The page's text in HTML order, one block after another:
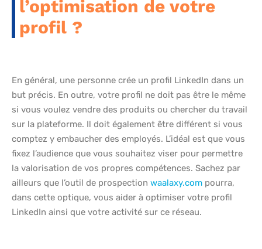
l’optimisation de votre
profil ?
En général, une personne crée un profil LinkedIn dans un
but précis. En outre, votre profil ne doit pas être le même
si vous voulez vendre des produits ou chercher du travail
sur la plateforme. Il doit également être différent si vous
comptez y embaucher des employés. L’idéal est que vous
fixez l’audience que vous souhaitez viser pour permettre
la valorisation de vos propres compétences. Sachez par
ailleurs que l’outil de prospection waalaxy.com pourra,
dans cette optique, vous aider à optimiser votre profil
LinkedIn ainsi que votre activité sur ce réseau.